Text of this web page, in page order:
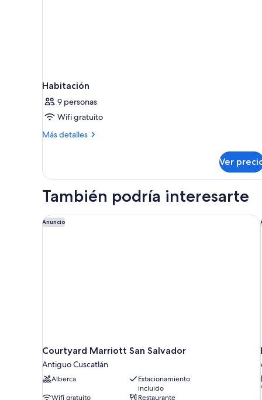
Habitación
9 personas
Wifi gratuito
Más detalles
Más
Ver
También podría interesarte
Anuncio
Courtyard Marriott San Salvador
Antiguo Cuscatlán
Alberca
Estacionamiento
incluido
Wifi gratuito
Restaurante
Courtyard Marriott San Salvador